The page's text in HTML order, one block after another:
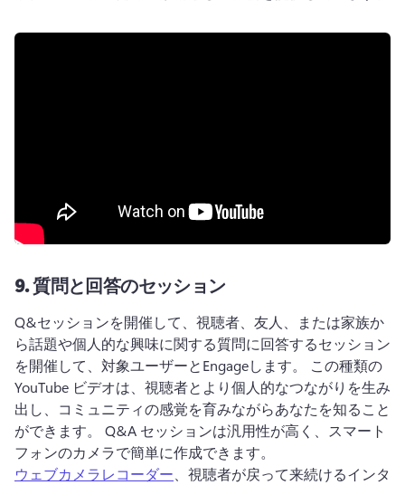
9.質問と回答のセッション
Q&セッションを開催して、視聴者、友人、または家族か
ら話題や個人的な興味に関する質問に回答するセッション
を開催して、対象ユーザーとEngageします。 この種類の
YouTube ビデオは、視聴者とより個人的なつながりを生み
出し、コミュニティの感覚を育みながらあなたを知ること
ができます。 Q&A セッションは汎用性が高く、スマート
フォンのカメラで簡単に作成できます。
ウェブカメラレコーダー 、視聴者が戻って来続けるインタ